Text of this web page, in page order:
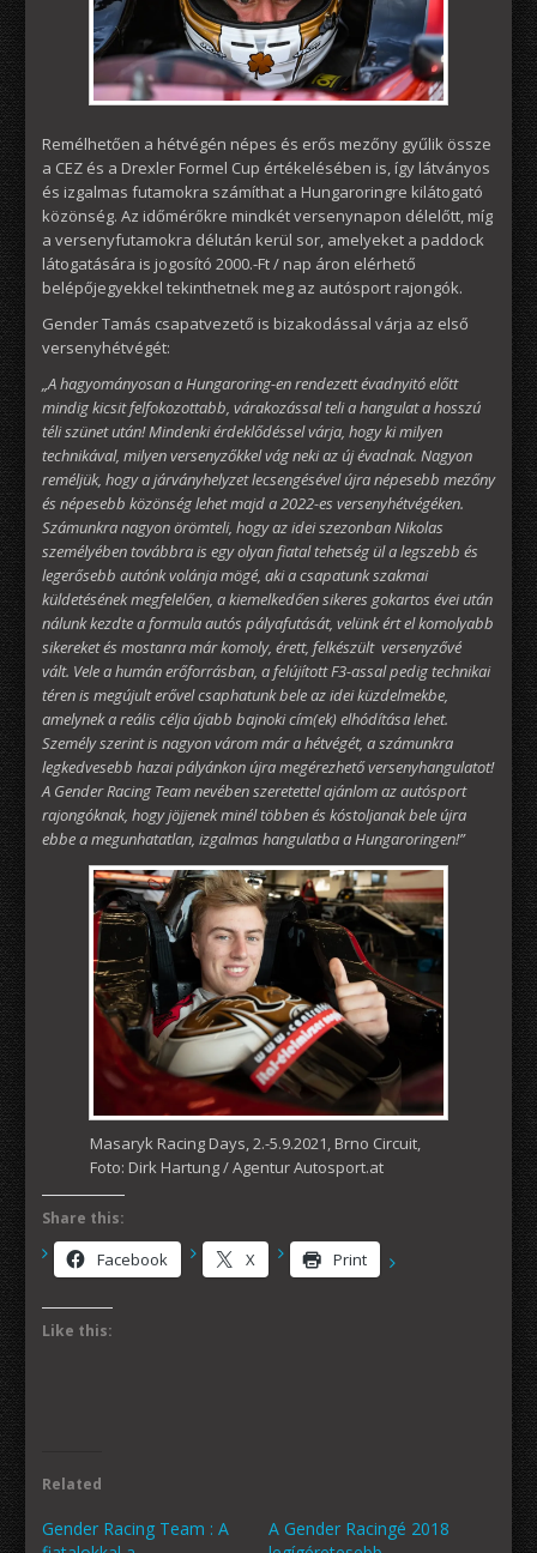
Remélhetően a hétvégén népes és erős mezőny gyűlik össze
a CEZ és a Drexler Formel Cup értékelésében is, így látványos
és izgalmas futamokra számíthat a Hungaroringre kilátogató
közönség. Az időmérőkre mindkét versenynapon délelőtt, míg
a versenyfutamokra délután kerül sor, amelyeket a paddock
látogatására is jogosító 2000.-Ft / nap áron elérhető
belépőjegyekkel tekinthetnek meg az autósport rajongók.
Gender Tamás csapatvezető is bizakodással várja az első
versenyhétvégét:
„A hagyományosan a Hungaroring-en rendezett évadnyitó előtt
mindig kicsit felfokozottabb, várakozással teli a hangulat a hosszú
téli szünet után! Mindenki érdeklődéssel várja, hogy ki milyen
technikával, milyen versenyzőkkel vág neki az új évadnak. Nagyon
reméljük, hogy a járványhelyzet lecsengésével újra népesebb mezőny
és népesebb közönség lehet majd a 2022-es versenyhétvégéken.
Számunkra nagyon örömteli, hogy az idei szezonban Nikolas
személyében továbbra is egy olyan fiatal tehetség ül a legszebb és
legerősebb autónk volánja mögé, aki a csapatunk szakmai
küldetésének megfelelően, a kiemelkedően sikeres gokartos évei után
nálunk kezdte a formula autós pályafutását, velünk ért el komolyabb
sikereket és mostanra már komoly, érett, felkészült versenyzővé
vált. Vele a humán erőforrásban, a felújított F3-assal pedig technikai
téren is megújult erővel csaphatunk bele az idei küzdelmekbe,
amelynek a reális célja újabb bajnoki cím(ek) elhódítása lehet.
Személy szerint is nagyon várom már a hétvégét, a számunkra
legkedvesebb hazai pályánkon újra megérezhető versenyhangulatot!
A Gender Racing Team nevében szeretettel ajánlom az autósport
rajongóknak, hogy jöjjenek minél többen és kóstoljanak bele újra
ebbe a megunhatatlan, izgalmas hangulatba a Hungaroringen!”
Masaryk Racing Days, 2.-5.9.2021, Brno Circuit,
Foto: Dirk Hartung / Agentur Autosport.at
Share this:
Facebook X Print
Like this:
Related
Gender Racing Team : A
A Gender Racingé 2018